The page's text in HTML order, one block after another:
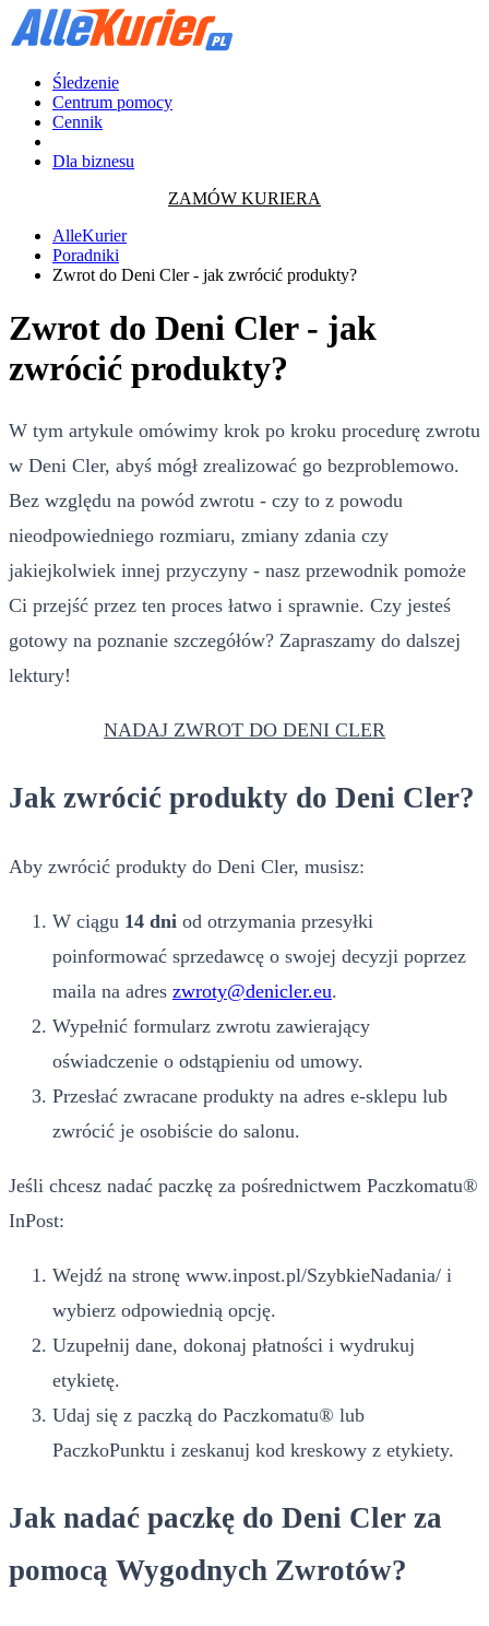
Śledzenie
Centrum pomocy
Cennik
Dla biznesu
ZAMÓW KURIERA
AlleKurier
Poradniki
Zwrot do Deni Cler - jak zwrócić produkty?
Zwrot do Deni Cler - jak
zwrócić produkty?
W tym artykule omówimy krok po kroku procedurę zwrotu
w Deni Cler, abyś mógł zrealizować go bezproblemowo.
Bez względu na powód zwrotu - czy to z powodu
nieodpowiedniego rozmiaru, zmiany zdania czy
jakiejkolwiek innej przyczyny - nasz przewodnik pomoże
Ci przejść przez ten proces łatwo i sprawnie. Czy jesteś
gotowy na poznanie szczegółów? Zapraszamy do dalszej
lektury!
NADAJ ZWROT DO DENI CLER
Jak zwrócić produkty do Deni Cler?
Aby zwrócić produkty do Deni Cler, musisz:
W ciągu 14 dni od otrzymania przesyłki
poinformować sprzedawcę o swojej decyzji poprzez
maila na adres zwroty@denicler.eu.
Wypełnić formularz zwrotu zawierający
oświadczenie o odstąpieniu od umowy.
Przesłać zwracane produkty na adres e-sklepu lub
zwrócić je osobiście do salonu.
Jeśli chcesz nadać paczkę za pośrednictwem Paczkomatu®
InPost:
Wejdź na stronę www.inpost.pl/SzybkieNadania/ i
wybierz odpowiednią opcję.
Uzupełnij dane, dokonaj płatności i wydrukuj
etykietę.
Udaj się z paczką do Paczkomatu® lub
PaczkoPunktu i zeskanuj kod kreskowy z etykiety.
Jak nadać paczkę do Deni Cler za
pomocą Wygodnych Zwrotów?